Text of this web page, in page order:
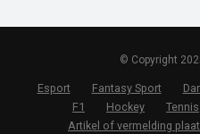
© Copyright
Esport Fantasy Sport
F1
Hockey Tennis
Artikel of vermelding